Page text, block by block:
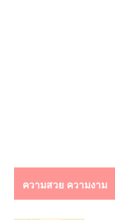
ความสวย ความงาม